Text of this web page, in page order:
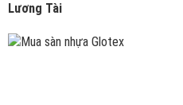
Lương Tài